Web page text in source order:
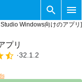
Windows向けのアプリ}
プリ
32.1.2